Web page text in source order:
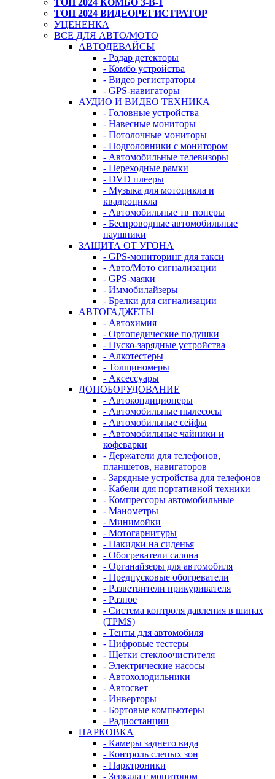
ТОП 2024 КОМБО 3-В-1
ТОП 2024 ВИДЕОРЕГИСТРАТОР
УЦЕНЕНКА
ВСЕ ДЛЯ АВТО/МОТО
АВТОДЕВАЙСЫ
- Радар детекторы
- Комбо устройства
- Видео регистраторы
- GPS-навигаторы
АУДИО И ВИДЕО ТЕХНИКА
- Головные устройства
- Навесные мониторы
- Потолочные мониторы
- Подголовники с монитором
- Автомобильные телевизоры
- Переходные рамки
- DVD плееры
- Музыка для мотоцикла и
квадроцикла
- Автомобильные тв тюнеры
- Беспроводные автомобильные
наушники
ЗАЩИТА ОТ УГОНА
- GPS-мониторинг для такси
- Авто/Мото сигнализации
- GPS-маяки
- Иммобилайзеры
- Брелки для сигнализации
АВТОГАДЖЕТЫ
- Автохимия
- Ортопедические подушки
- Пуско-зарядные устройства
- Алкотестеры
- Толщиномеры
- Аксессуары
ДОПОБОРУДОВАНИЕ
- Автокондиционеры
- Автомобильные пылесосы
- Автомобильные сейфы
- Автомобильные чайники и
кофеварки
- Держатели для телефонов,
планшетов, навигаторов
- Зарядные устройства для телефонов
- Кабели для портативной техники
- Компрессоры автомобильные
- Манометры
- Минимойки
- Мотогарнитуры
- Накидки на сиденья
- Обогреватели салона
- Органайзеры для автомобиля
- Предпусковые обогреватели
- Разветвители прикуривателя
- Разное
- Система контроля давления в шинах
(TPMS)
- Тенты для автомобиля
- Цифровые тестеры
- Щетки стеклоочистителя
- Электрические насосы
- Автохолодильники
- Автосвет
- Инверторы
- Бортовые компьютеры
- Радиостанции
ПАРКОВКА
- Камеры заднего вида
- Контроль слепых зон
- Парктроники
- Зеркала с монитором